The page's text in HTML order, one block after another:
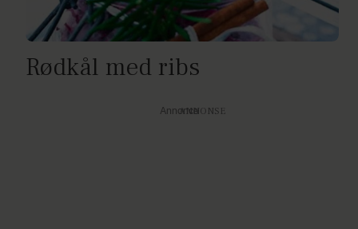
Rødkål med ribs
Annonce